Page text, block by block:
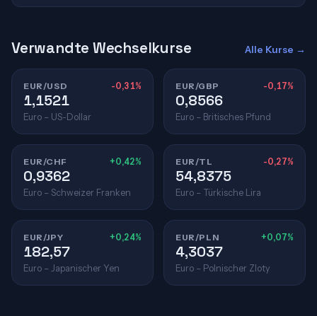
Verwandte Wechselkurse Alle Kurse →
EUR/USD -0,31%
1,1521
Euro – US-Dollar
EUR/GBP -0,17%
0,8566
Euro – Britisches Pfund
EUR/CHF +0,42%
0,9362
Euro – Schweizer Franken
EUR/TL -0,27%
54,8375
Euro – Türkische Lira
EUR/JPY +0,24%
182,57
Euro – Japanischer Yen
EUR/PLN +0,07%
4,3037
Euro – Polnischer Zloty